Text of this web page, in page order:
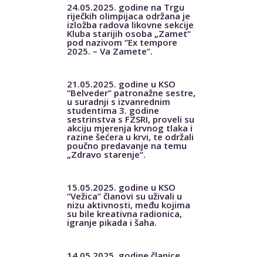
24.05.2025. godine na Trgu
riječkih olimpijaca održana je
izložba radova likovne sekcije
Kluba starijih osoba „Zamet“
pod nazivom “Ex tempore
2025. – Va Zamete”.
21.05.2025. godine u KSO
“Belveder” patronažne sestre,
u suradnji s izvanrednim
studentima 3. godine
sestrinstva s FZSRI, proveli su
akciju mjerenja krvnog tlaka i
razine šećera u krvi, te održali
poučno predavanje na temu
„Zdravo starenje“.
15.05.2025. godine u KSO
“Vežica” članovi su uživali u
nizu aktivnosti, među kojima
su bile kreativna radionica,
igranje pikada i šaha.